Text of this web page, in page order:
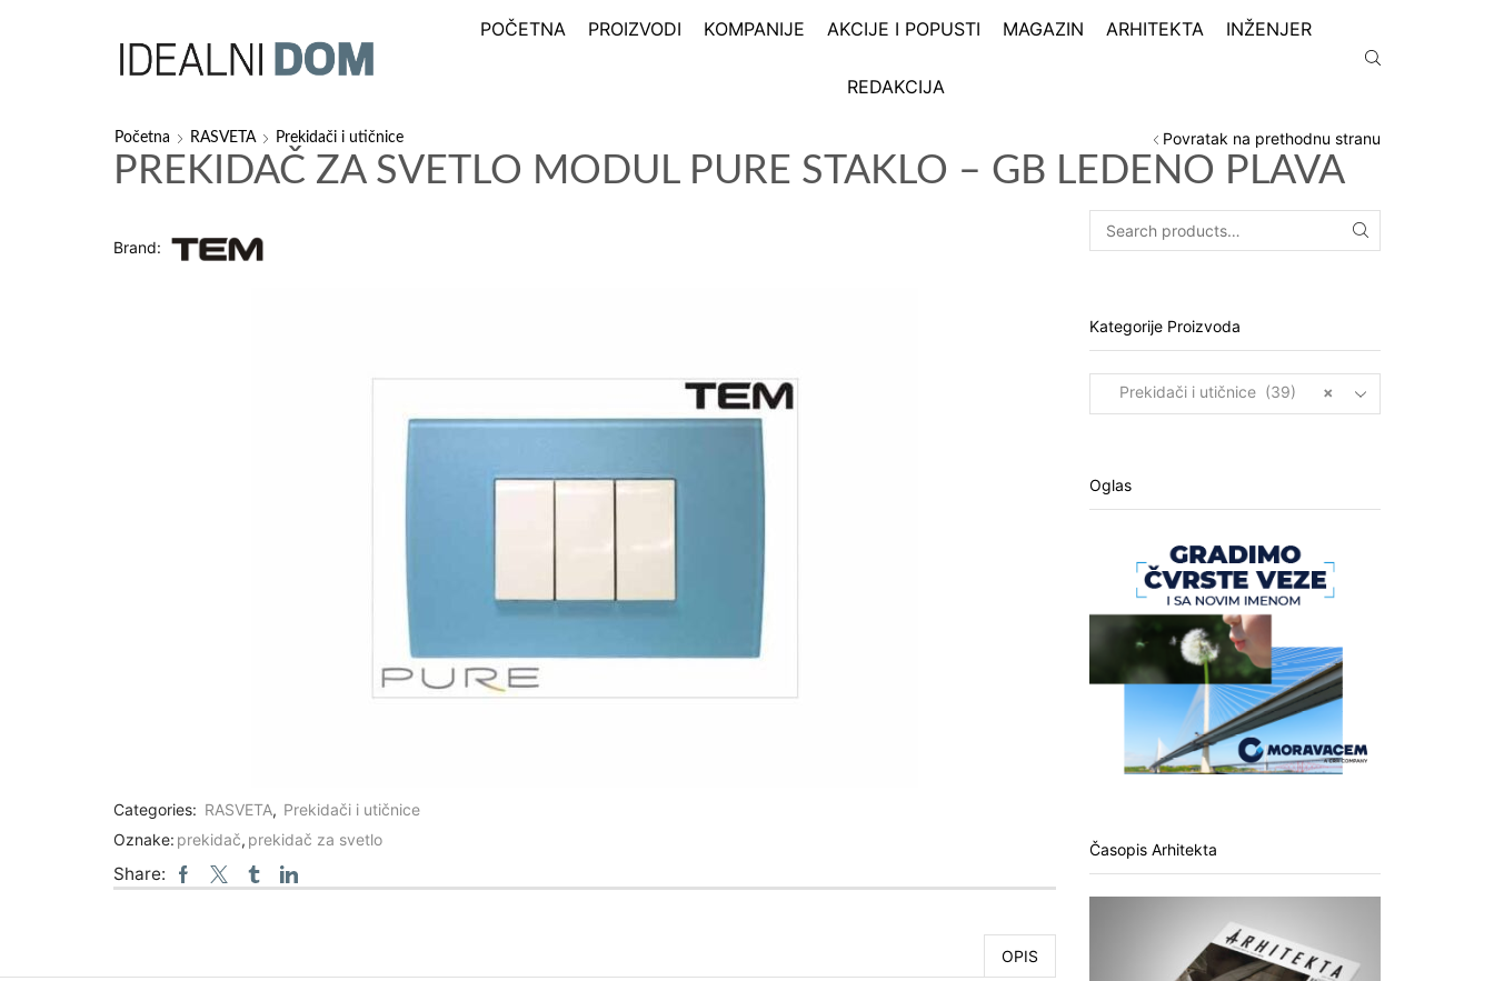
POČETNA PROIZVODI KOMPANIJE AKCIJE I POPUSTI MAGAZIN ARHITEKTA INŽENJER
REDAKCIJA
Početna RASVETA Prekidači i utičnice
PREKIDAČ ZA SVETLO MODUL PURE STAKLO – GB LEDENO PLAVA
Povratak na prethodnu stranu
Brand:
Categories: RASVETA, Prekidači i utičnice
Oznake: prekidač, prekidač za svetlo
Share:
OPIS
Kategorije Proizvoda
×
Prekidači i utičnice (39)
Oglas
Časopis Arhitekta